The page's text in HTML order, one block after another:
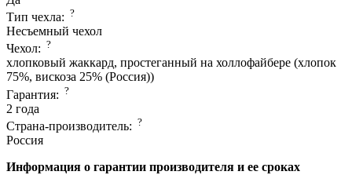
Тип чехла: ?
Несъемный чехол
Чехол: ?
хлопковый жаккард, простеганный на холлофайбере (хлопок
75%, вискоза 25% (Россия))
Гарантия: ?
2 года
Страна-производитель: ?
Россия
Информация о гарантии производителя и ее сроках